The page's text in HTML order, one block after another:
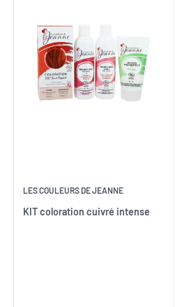
LES COULEURS DE JEANNE
KIT coloration cuivré intense